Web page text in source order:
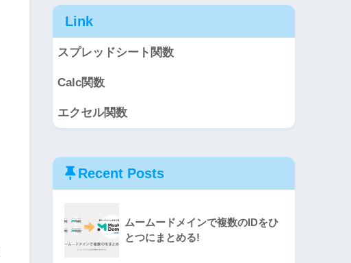
Link
スプレッドシート関数
Calc関数
エクセル関数
Recent Posts
ムームードメインで複数のIDをひ
とつにまとめる!